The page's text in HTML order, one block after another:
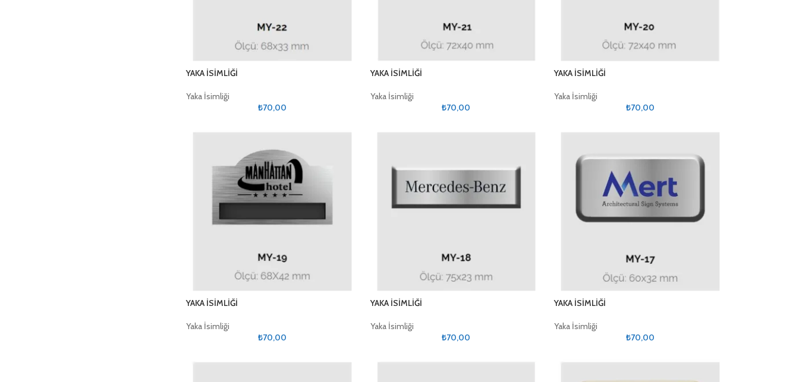
YAKA İSİMLİĞİ
Yaka İsimliği
₺70,00
YAKA İSİMLİĞİ
Yaka İsimliği
₺70,00
YAKA İSİMLİĞİ
Yaka İsimliği
₺70,00
YAKA İSİMLİĞİ
Yaka İsimliği
₺70,00
YAKA İSİMLİĞİ
Yaka İsimliği
₺70,00
YAKA İSİMLİĞİ
Yaka İsimliği
₺70,00